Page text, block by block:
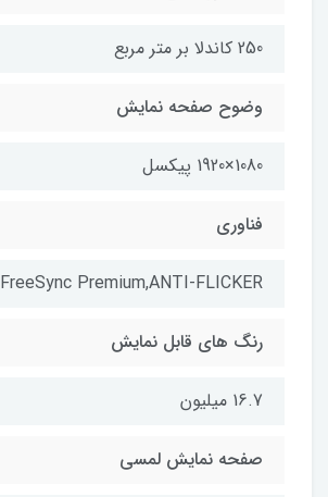
250 کاندلا بر متر مربع
وضوح صفحه نمایش
1080×1920 پیکسل
فناوری
FreeSync Premium,ANTI-FLICKER
رنگ های قابل نمایش
16.7 میلیون
صفحه نمایش لمسی